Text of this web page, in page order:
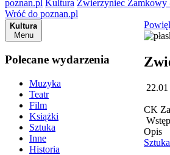
poznan.pl Kultura Zwierzyniec Zamkowy
Wróć do poznan.pl
Kultura
Menu
Polecane wydarzenia
Muzyka
Teatr
Film
Książki
Sztuka
Inne
Historia
CK
Opis
Sztuka